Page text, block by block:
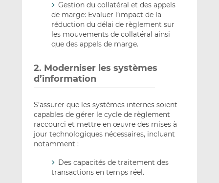
Gestion du collatéral et des appels
de marge: Evaluer l’impact de la
réduction du délai de règlement sur
les mouvements de collatéral ainsi
que des appels de marge.
2. Moderniser les systèmes
d’information
S’assurer que les systèmes internes soient
capables de gérer le cycle de règlement
raccourci et mettre en œuvre des mises à
jour technologiques nécessaires, incluant
notamment :
Des capacités de traitement des
transactions en temps réel.